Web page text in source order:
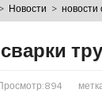
Новости > новости
Просмотр:894